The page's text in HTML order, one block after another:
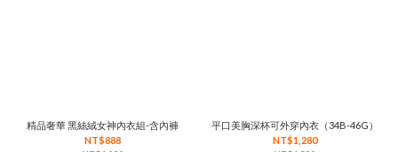
精品奢華 黑絲絨女神內衣組-含內褲
NT$888
平口美胸深杯可外穿內衣（34B-46G）
NT$1,280